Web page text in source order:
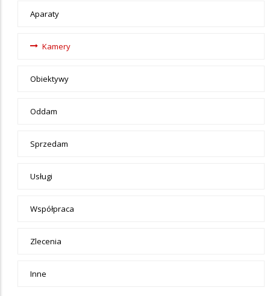
Aparaty
Kamery
Obiektywy
Oddam
Sprzedam
Usługi
Współpraca
Zlecenia
Inne